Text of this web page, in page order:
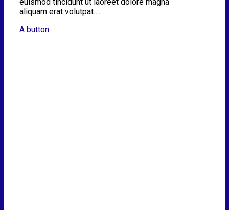
aliquam erat volutpat….
A button